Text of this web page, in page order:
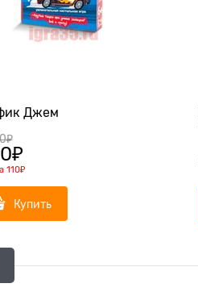
Джем
₽
₽
110₽
Купить